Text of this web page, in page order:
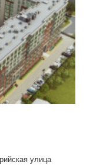
улица